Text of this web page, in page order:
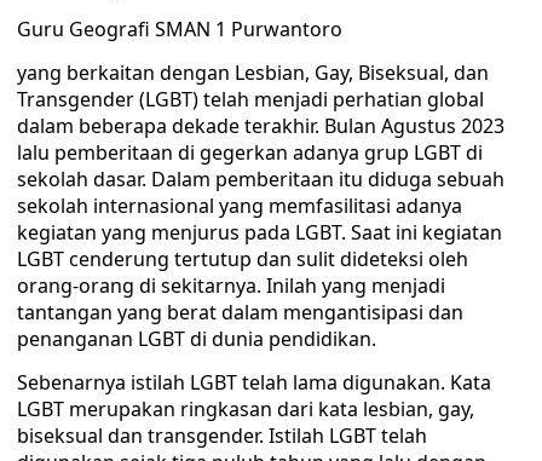
Guru Geografi SMAN 1 Purwantoro
yang berkaitan dengan Lesbian, Gay, Biseksual, dan
Transgender (LGBT) telah menjadi perhatian global
dalam beberapa dekade terakhir. Bulan Agustus 2023
lalu pemberitaan di gegerkan adanya grup LGBT di
sekolah dasar. Dalam pemberitaan itu diduga sebuah
sekolah internasional yang memfasilitasi adanya
kegiatan yang menjurus pada LGBT. Saat ini kegiatan
LGBT cenderung tertutup dan sulit dideteksi oleh
orang-orang di sekitarnya. Inilah yang menjadi
tantangan yang berat dalam mengantisipasi dan
penanganan LGBT di dunia pendidikan.
Sebenarnya istilah LGBT telah lama digunakan. Kata
LGBT merupakan ringkasan dari kata lesbian, gay,
biseksual dan transgender. Istilah LGBT telah